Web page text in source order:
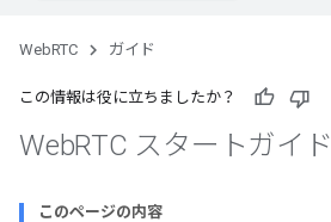
WebRTC ガイド
この情報は役に立ちましたか？
WebRTC スタートガイド
このページの内容